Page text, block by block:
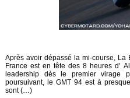
Après avoir dépassé la mi-course, La
France est en tête des 8 heures d’
leadership dès le premier virage
poursuivant, le GMT 94 est à
sont (…)